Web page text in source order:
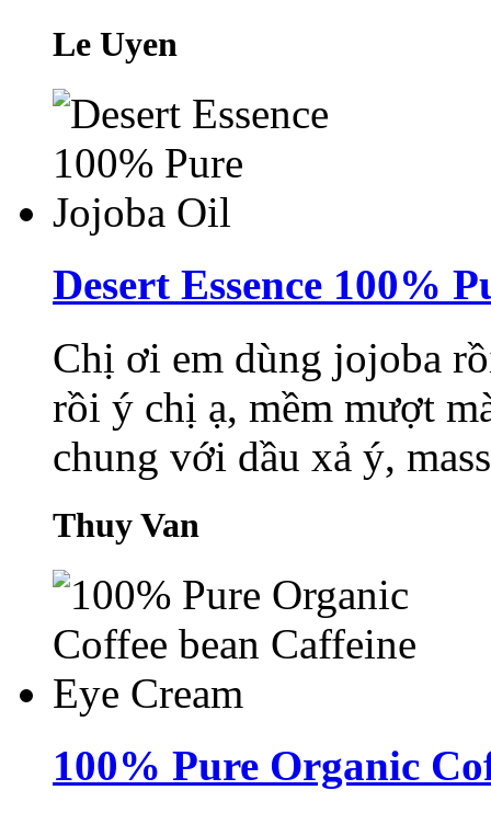
Le Uyen
Desert Essence 100%
Chị ơi em dùng jojoba
rồi ý chị ạ, mềm mượt
chung với dầu xả ý,
Thuy Van
100% Pure Organic